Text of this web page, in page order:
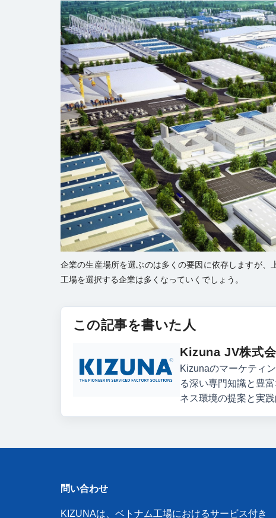
企業の生産場所を選ぶのは多くの要因に依存しますが、
工場を選択する企業は多くなっていくでしょう。
この記事を書いた人
Kizuna JV株式
Kizunaのマーケティ
る深い専門知識と豊
ネス環境の提案と実
問い合わせ
KIZUNAは、ベトナム工場におけるサービス付き